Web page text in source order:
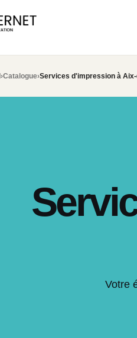
›Catalogue›Services d'impression à
Votre